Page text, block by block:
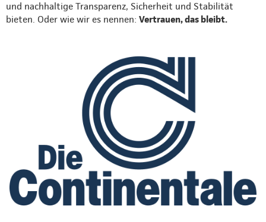
und nachhaltige Transparenz, Sicherheit und Stabilität
bieten. Oder wie wir es nennen: Vertrauen, das bleibt.